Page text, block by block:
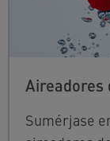
Aireadores
Sumérjase